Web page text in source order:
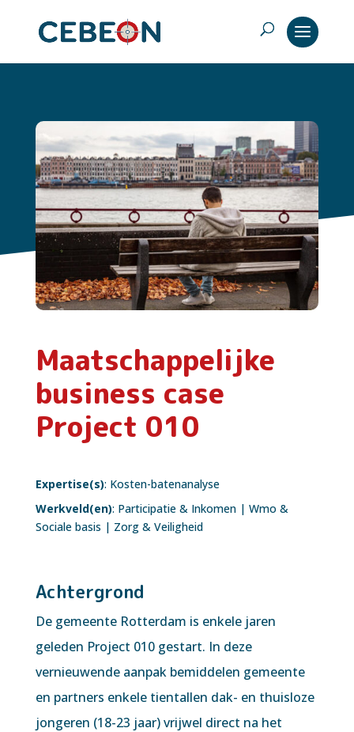
Maatschappelijke
business case
Project 010
Expertise(s): Kosten-batenanalyse
Werkveld(en): Participatie & Inkomen| Wmo &
Sociale basis | Zorg & Veiligheid
Achtergrond
De gemeente Rotterdam is enkele jaren
geleden Project 010 gestart. In deze
vernieuwende aanpak bemiddelen gemeente
en partners enkele tientallen dak- en thuisloze
jongeren (18-23 jaar) vrijwel direct na het